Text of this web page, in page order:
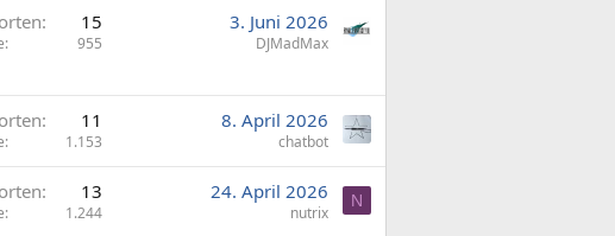
15
955
3. Juni 2026
DJMadMax
11
1.153
8. April 2026
chatbot
13
1.244
24. April 2026
nutrix
N